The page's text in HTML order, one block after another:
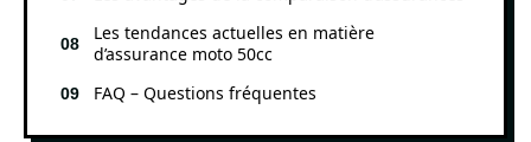
Les tendances actuelles en matière
d’assurance moto 50cc
FAQ – Questions fréquentes